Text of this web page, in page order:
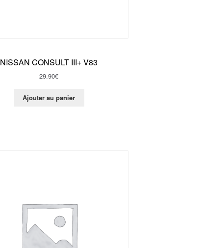
NISSAN CONSULT III+ V83
29.90€
Ajouter au panier